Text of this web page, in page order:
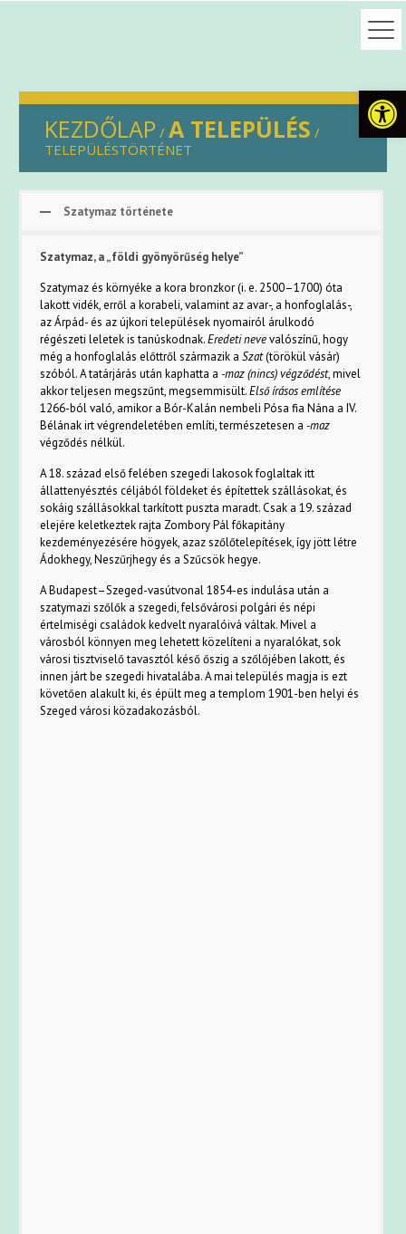
KEZDŐLAP /A TELEPÜLÉS /
TELEPÜLÉSTÖRTÉNET
Szatymaz története
Szatymaz, a „földi gyönyörűség helye”
Szatymaz és környéke a kora bronzkor (i. e. 2500–1700) óta
lakott vidék, erről a korabeli, valamint az avar-, a honfoglalás-,
az Árpád- és az újkori települések nyomairól árulkodó
régészeti leletek is tanúskodnak.Eredeti nevevalószínű, hogy
még a honfoglalás előttről származik aSzat(törökül vásár)
szóból. A tatárjárás után kaphatta a -maz (nincs) végződést, mivel
akkor teljesen megszűnt, megsemmisült.Első írásos említése
1266-ból való, amikor a Bór-Kalán nembeli Pósa fia Nána a IV.
Bélának irt végrendeletében említi, természetesen a -maz
végződés nélkül.
A 18. század első felében szegedi lakosok foglaltak itt
állattenyésztés céljából földeket és építettek szállásokat, és
sokáig szállásokkal tarkított puszta maradt. Csak a 19. század
elejére keletkeztek rajta Zombory Pál főkapitány
kezdeményezésére högyek, azaz szőlőtelepítések, így jött létre
Ádokhegy, Neszűrjhegy és a Szűcsök hegye.
A Budapest–Szeged-vasútvonal 1854-es indulása után a
szatymazi szőlők a szegedi, felsővárosi polgári és népi
értelmiségi családok kedvelt nyaralóivá váltak. Mivel a
városból könnyen meg lehetett közelíteni a nyaralókat, sok
városi tisztviselő tavasztól késő őszig a szőlőjében lakott, és
innen járt be szegedi hivatalába. A mai település magja is ezt
követően alakult ki, és épült meg a templom 1901-ben helyi és
Szeged városi közadakozásból.